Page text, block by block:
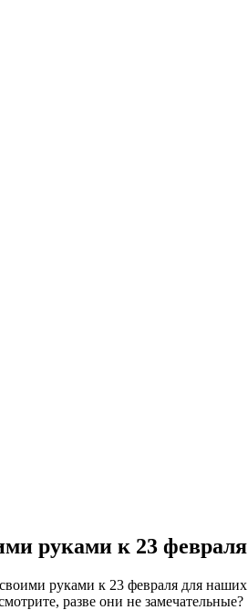
руками к 23 февраля
руками к 23 февраля для
разве они не замечательные?